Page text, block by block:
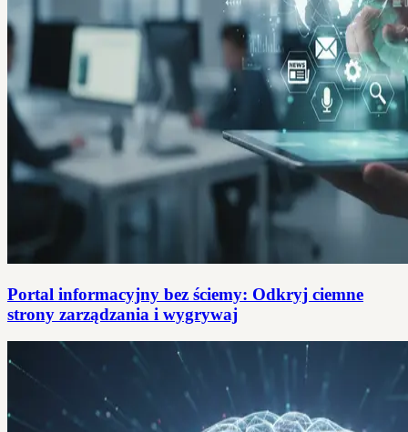
Portal informacyjny bez ściemy: Odkryj ciemne
strony zarządzania i wygrywaj